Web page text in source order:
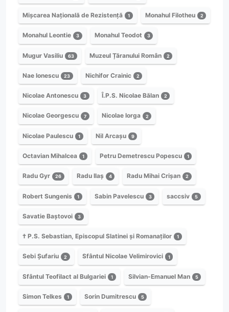
Mișcarea Națională de Rezistență 1 Monahul Filotheu 2
Monahul Leontie 3 Monahul Teodot 3
Mugur Vasiliu 63 Muzeul Țăranului Român 2
Nae Ionescu 23 Nichifor Crainic 2
Nicolae Antonescu 3 Î.P.S. Nicolae Bălan 2
Nicolae Georgescu 7 Nicolae Iorga 2
Nicolae Paulescu 1 Nil Arcașu 9
Octavian Mihalcea 1 Petru Demetrescu Popescu 1
Radu Gyr 26 Radu Ilaș 4 Radu Mihai Crișan 2
Robert Sungenis 1 Sabin Pavelescu 3 saccsiv 5
Savatie Baștovoi 3
† P.S. Sebastian, Episcopul Slatinei și Romanaților 1
Sebi Șufariu 2 Sfântul Nicolae Velimirovici 1
Sfântul Teofilact al Bulgariei 1 Silvian-Emanuel Man 5
Simon Telkes 1 Sorin Dumitrescu 5